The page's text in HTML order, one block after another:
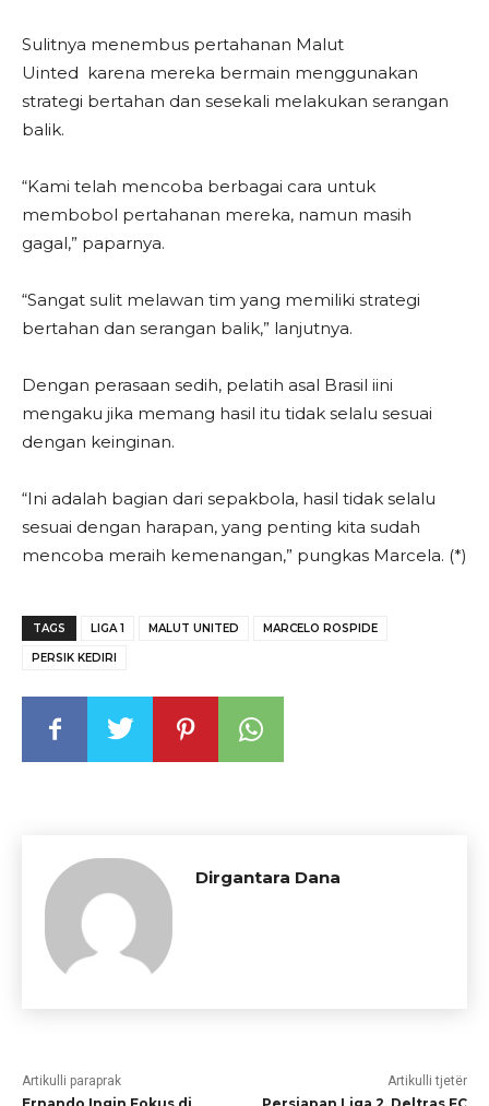
Sulitnya menembus pertahanan Malut
Uinted karena mereka bermain menggunakan
strategi bertahan dan sesekali melakukan serangan
balik.
“Kami telah mencoba berbagai cara untuk
membobol pertahanan mereka, namun masih
gagal,” paparnya.
“Sangat sulit melawan tim yang memiliki strategi
bertahan dan serangan balik,” lanjutnya.
Dengan perasaan sedih, pelatih asal Brasil iini
mengaku jika memang hasil itu tidak selalu sesuai
dengan keinginan.
“Ini adalah bagian dari sepakbola, hasil tidak selalu
sesuai dengan harapan, yang penting kita sudah
mencoba meraih kemenangan,” pungkas Marcela. (*)
TAGS LIGA 1 MALUT UNITED MARCELO ROSPIDE
PERSIK KEDIRI
Dirgantara Dana
Artikulli paraprak Artikulli tjetër